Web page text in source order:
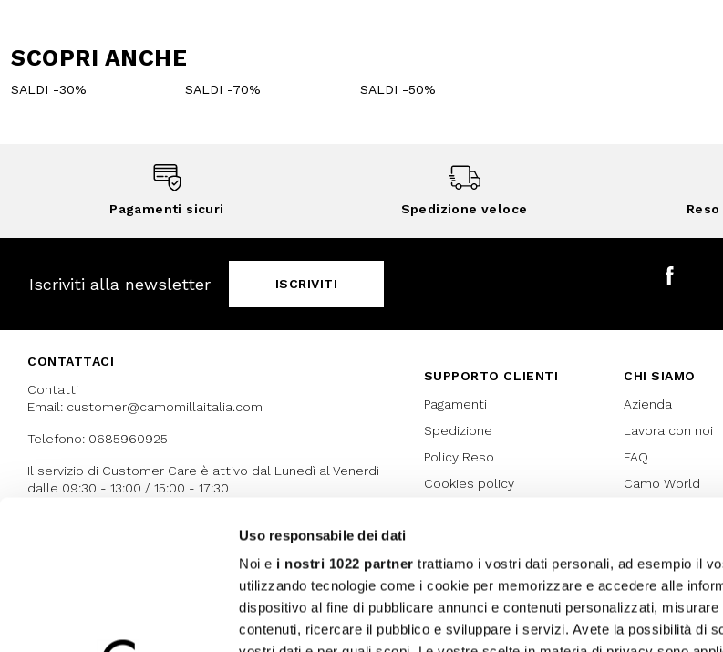
Uso responsabile dei dati
Noi e i nostri 1022 partner trattiamo i vostri dati personali, ad esempio il
utilizzando tecnologie come i cookie per memorizzare e accedere alle
dispositivo al fine di pubblicare annunci e contenuti personalizzati, misurare
contenuti, ricercare il pubblico e sviluppare i servizi. Avete la possibilità di
SCOPRI ANCHE
SALDI -30% SALDI -70% SALDI -50%
Pagamenti sicuri Spedizione veloce
Iscriviti alla newsletter ISCRIVITI
CONTATTACI
Contatti
Email: customer@camomillaitalia.com
Telefono: 0685960925
Il servizio di Customer Care è attivo dal Lunedì al Venerdì
dalle 09:30 - 13:00 / 15:00 - 17:30
SUPPORTO CLIENTI
Pagamenti
Spedizione
Policy Reso
Cookies policy
Regolamento Promozioni
Lover Card
Regolamento My Lovely
Garden
CHI SIAMO
Azienda
Lavora con noi
FAQ
Camo World
Bilancio di